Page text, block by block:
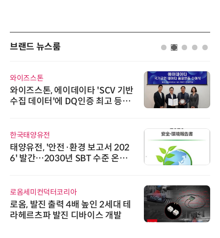
브랜드 뉴스룸
와이즈스톤
와이즈스톤, 에이데이타 'SCV 기반
수집 데이터'에 DQ인증 최고 등급
한국태양유전
태양유전, '안전·환경 보고서 202
6' 발간…2030년 SBT 수준 온실
로옴세미컨덕터코리아
로옴, 발진 출력 4배 높인 2세대 테
라헤르츠파 발진 디바이스 개발